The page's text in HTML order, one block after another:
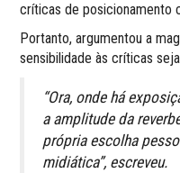
críticas de posicionamento
Portanto, argumentou a
sensibilidade às críticas
“Ora, onde há
a amplitude da
própria escolha
midiática”, escreveu.